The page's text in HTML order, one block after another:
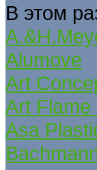
В этом
Alumove
Art
Art
Asa